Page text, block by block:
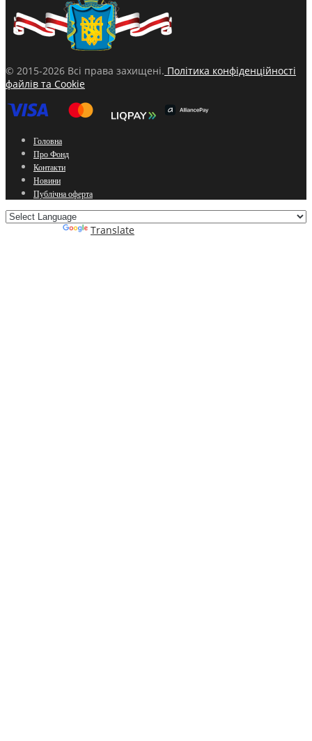
© 2015-2026 Всі права захищені. Політика конфіденційності
файлів та Cookie
Головна
Про Фонд
Контакти
Новини
Публічна оферта
Translate